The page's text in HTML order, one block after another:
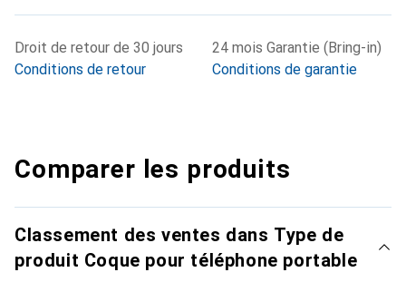
Droit de retour de 30 jours
Conditions de retour
24 mois Garantie (Bring-in)
Conditions de garantie
Comparer les produits
Classement des ventes dans Type de
produit Coque pour téléphone portable